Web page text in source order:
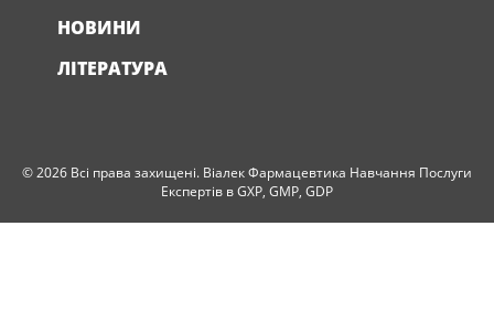
НОВИНИ
ЛІТЕРАТУРА
© 2026 Всі права захищені. Віалек Фармацевтика Навчання Послуги
Експертів в GXP, GMP, GDP